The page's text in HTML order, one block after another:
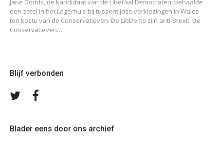
Jane Dodds, de kandidaat van de Liberaal Democraten, behaalde
een zetel in het Lagerhuis bij tussentijdse verkiezingen in Wales
ten koste van de Conservatieven. De LibDems zijn anti-Brexit. De
Conservatieven…
Blijf verbonden
Volg
Blader eens door ons archief